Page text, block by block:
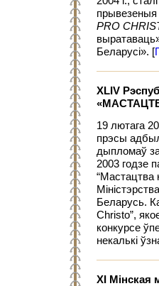
прывезеныя
PRO
Беларусі». [
XLIV
19 лютага
прэсы
дыпломаў
2003 годзе
“Мастацтва
Беларусь.
Christo”,
конкурсе
некалькі
ХІ Мінская